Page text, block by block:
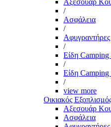
Αξεσουάρ
/
Ασφάλεια
/
Αφυγραντήρες
/
Είδη
/
Είδη
/
view more
Οικιακός
Αξεσουάρ
Ασφάλεια